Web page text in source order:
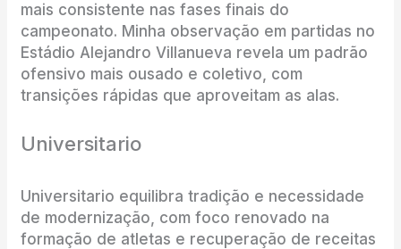
mais consistente nas fases finais do
campeonato. Minha observação em partidas no
Estádio Alejandro Villanueva revela um padrão
ofensivo mais ousado e coletivo, com
transições rápidas que aproveitam as alas.
Universitario
Universitario equilibra tradição e necessidade
de modernização, com foco renovado na
formação de atletas e recuperação de receitas